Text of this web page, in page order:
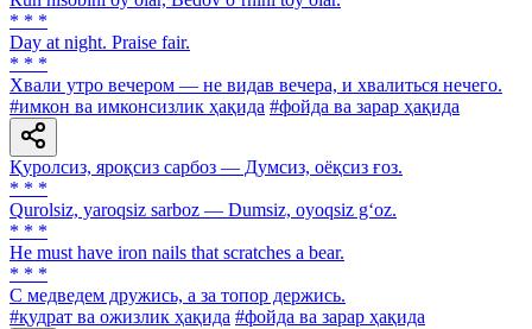
* * *
Day at night. Praise fair.
* * *
Хвали утро вечером — не видав вечера, и хвалиться нечего.
#имкон ва имконсизлик ҳақида #фойда ва зарар ҳақида
Қуролсиз, яроқсиз сарбоз — Думсиз, оёқсиз ғоз.
* * *
Qurolsiz, yaroqsiz sarboz — Dumsiz, oyoqsiz g‘oz.
* * *
Не must have iron nails that scratches a bear.
* * *
С медведем дружись, а за топор держись.
#қудрат ва ожизлик ҳақида #фойда ва зарар ҳақида